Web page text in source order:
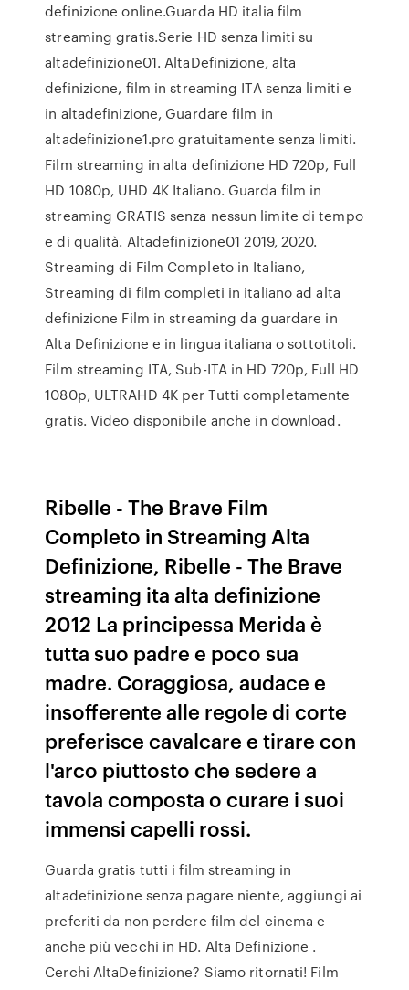
definizione online.Guarda HD italia film
streaming gratis.Serie HD senza limiti su
altadefinizione01. AltaDefinizione, alta
definizione, film in streaming ITA senza limiti e
in altadefinizione, Guardare film in
altadefinizione1.pro gratuitamente senza limiti.
Film streaming in alta definizione HD 720p, Full
HD 1080p, UHD 4K Italiano. Guarda film in
streaming GRATIS senza nessun limite di tempo
e di qualità. Altadefinizione01 2019, 2020.
Streaming di Film Completo in Italiano,
Streaming di film completi in italiano ad alta
definizione Film in streaming da guardare in
Alta Definizione e in lingua italiana o sottotitoli.
Film streaming ITA, Sub-ITA in HD 720p, Full HD
1080p, ULTRAHD 4K per Tutti completamente
gratis. Video disponibile anche in download.
Ribelle - The Brave Film
Completo in Streaming Alta
Definizione, Ribelle - The Brave
streaming ita alta definizione
2012 La principessa Merida è
tutta suo padre e poco sua
madre. Coraggiosa, audace e
insofferente alle regole di corte
preferisce cavalcare e tirare con
l'arco piuttosto che sedere a
tavola composta o curare i suoi
immensi capelli rossi.
Guarda gratis tutti i film streaming in
altadefinizione senza pagare niente, aggiungi ai
preferiti da non perdere film del cinema e
anche più vecchi in HD. Alta Definizione .
Cerchi AltaDefinizione? Siamo ritornati! Film